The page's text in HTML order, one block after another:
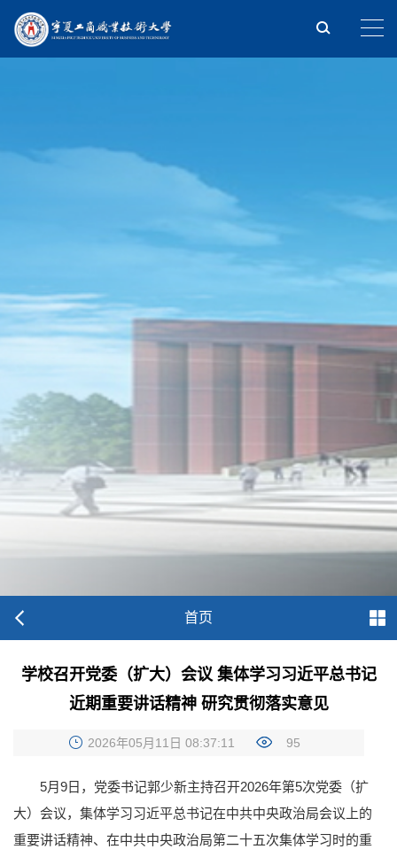
首页
学校召开党委（扩大）会议 集体学习习近平总书记
近期重要讲话精神 研究贯彻落实意见
2026年05月11日 08:37:11 95
5月9日，党委书记郭少新主持召开2026年第5次党委（扩
大）会议，集体学习习近平总书记在中共中央政治局会议上的
重要讲话精神、在中共中央政治局第二十五次集体学习时的重